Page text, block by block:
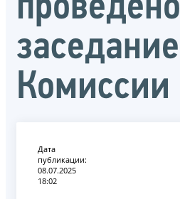
проведено
заседание
Комиссии
Дата
публикации:
08.07.2025
18:02